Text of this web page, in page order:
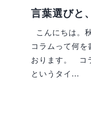
言葉選びと
こんにちは。
コラムって何を
おります。 コ
というタイ...